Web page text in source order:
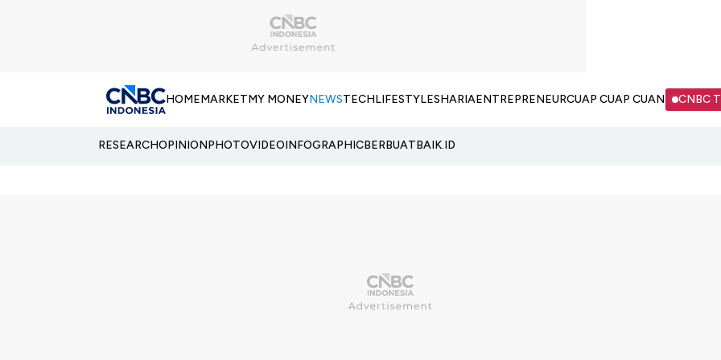
HOMEMARKETMY MONEYNEWSTECHLIFESTYLESHARIAENTREPRENEURCUAP CUAP CUAN CNBC
RESEARCHOPINIONPHOTOVIDEOINFOGRAPHICBERBUATBAIK.ID